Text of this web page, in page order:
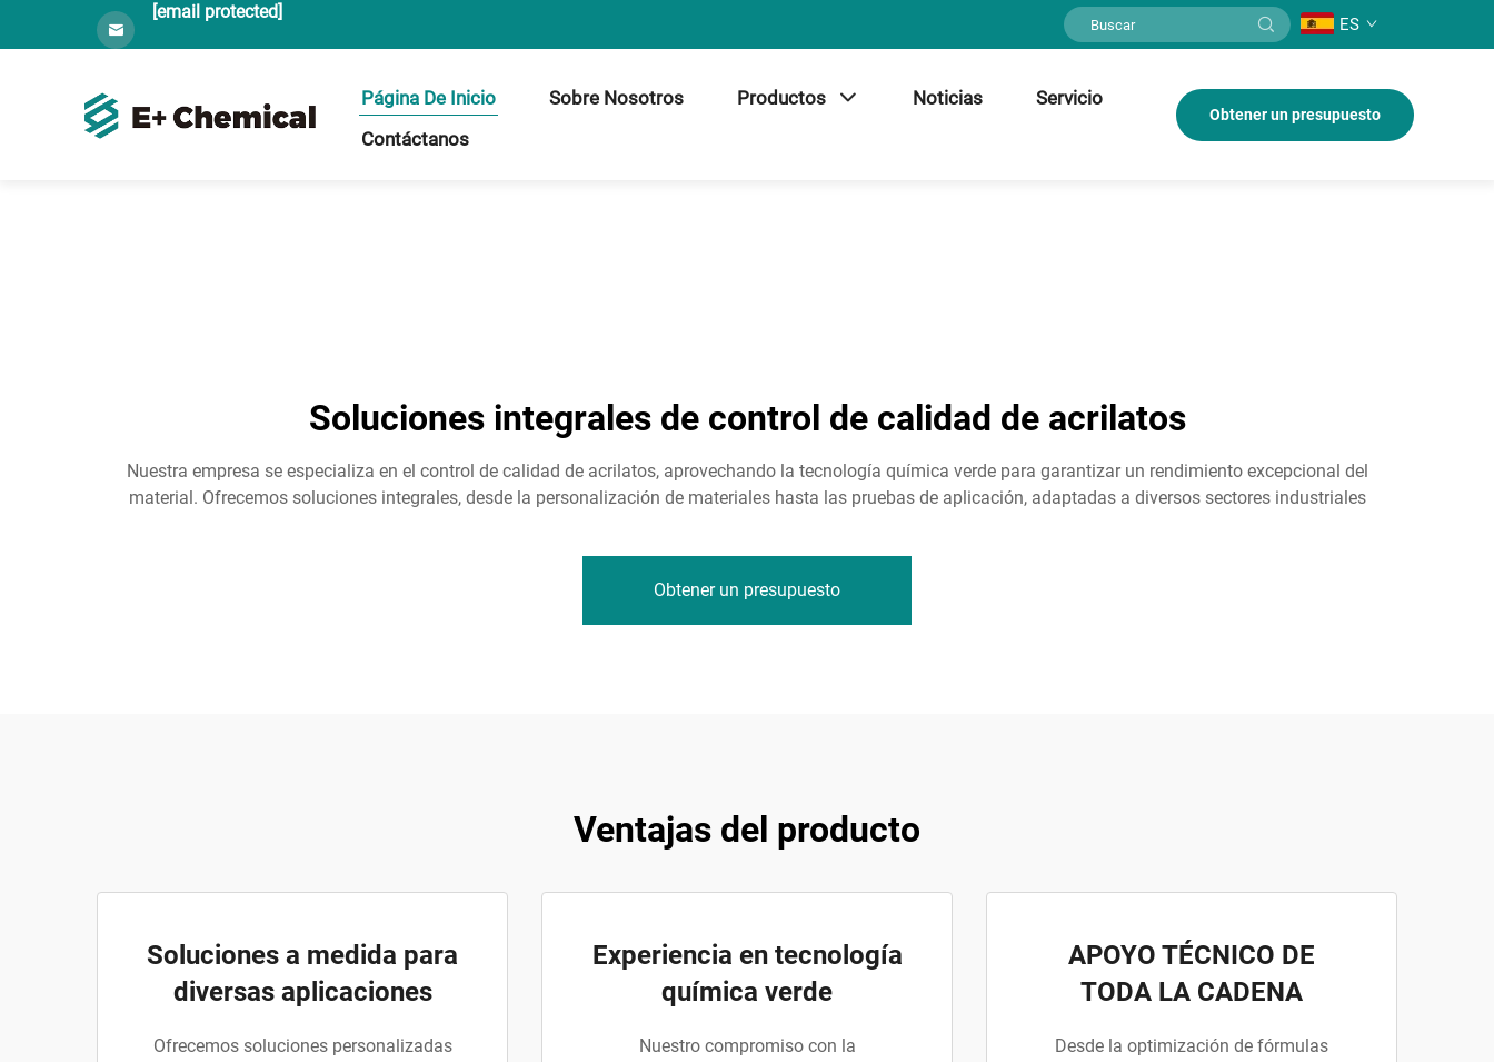
[email protected]
ES
Página De Inicio Sobre Nosotros Productos Noticias
Servicio
Contáctanos
Obtener un presupuesto
Soluciones integrales de control de calidad de acrilatos
Nuestra empresa se especializa en el control de calidad de acrilatos, aprovechando la tecnología química verde para garantizar un rendimiento excepcional del
material. Ofrecemos soluciones integrales, desde la personalización de materiales hasta las pruebas de aplicación, adaptadas a diversos sectores industriales
Obtener un presupuesto
Ventajas del producto
Soluciones a medida para
diversas aplicaciones
Ofrecemos soluciones personalizadas
Experiencia en tecnología
química verde
Nuestro compromiso con la
APOYO TÉCNICO DE
TODA LA CADENA
Desde la optimización de fórmulas